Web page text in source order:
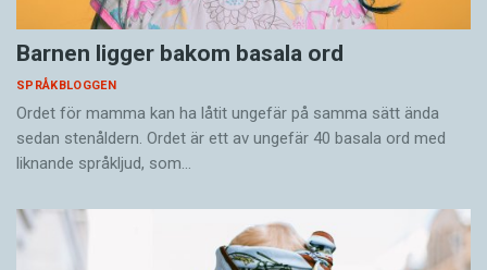
Barnen ligger bakom basala ord
SPRÅKBLOGGEN
Ordet för mamma kan ha låtit ungefär på samma sätt ända
sedan stenåldern. Ordet är ett av ungefär 40 basala ord med
liknande språkljud, som…